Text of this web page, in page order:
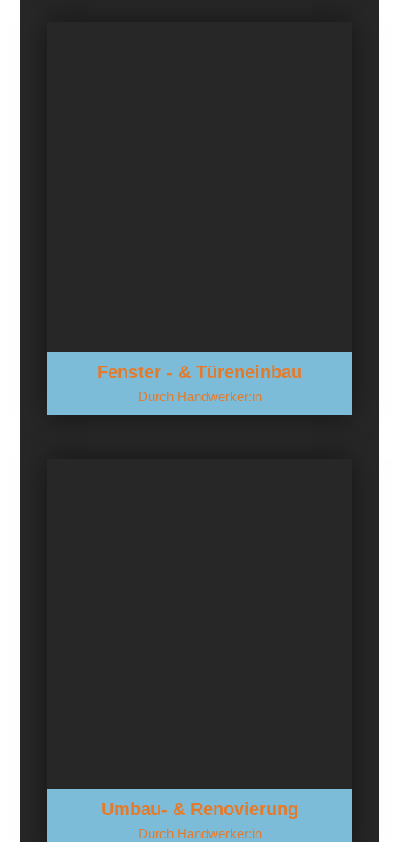
Fenster - & Türeneinbau
Durch Handwerker:in
Umbau- & Renovierung
Durch Handwerker:in